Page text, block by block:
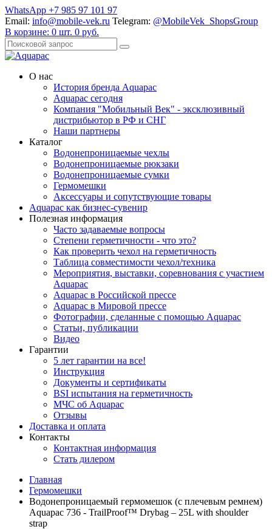
WhatsApp +7 985 97 101 97
Email: info@mobile-vek.ru Telegram: @MobileVek_ShopsGroup
В корзине: 0 шт. 0 руб.
О нас
История бренда Aquapac
Aquapac cегодня
Компания "Мобильный Век" - эксклюзивный
дистрибьютор в РФ и СНГ
Наши партнеры
Каталог
Водонепроницаемые чехлы
Водонепроницаемые рюкзаки
Водонепроницаемые сумки
Гермомешки
Аксессуары и сопутствующие товары
Aquapac как бизнес-сувенир
Полезная информация
Часто задаваемые вопросы
Степени герметичности - что это?
Как проверить чехол на герметичность
Таблица совместимости чехол/техника
Мероприятия, выставки, соревнования с участием
Aquapac
Aquapac в Российской прессе
Aquapac в Мировой прессе
Фотографии, сделанные с помощью Aquapac
Статьи, публикации
Видео
Гарантии
5 лет гарантии на все!
Инструкция
Документы и сертификаты
BSI испытания на герметичность
МЧС об Aquapac
Отзывы
Доставка и оплата
Контакты
Контактная информация
Стать дилером
Главная
Гермомешки
Водонепроницаемый гермомешок (с плечевым ремнем)
Aquapac 736 - TrailProof™ Drybag – 25L with shoulder
strap